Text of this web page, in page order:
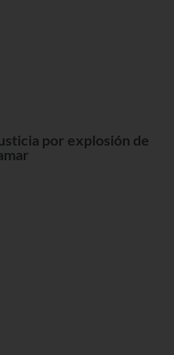
por explosión de